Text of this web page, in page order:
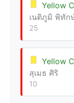
Yellow
เนติภูมิ พิทัก
25
Yellow
สุเมธ ศิริ
10